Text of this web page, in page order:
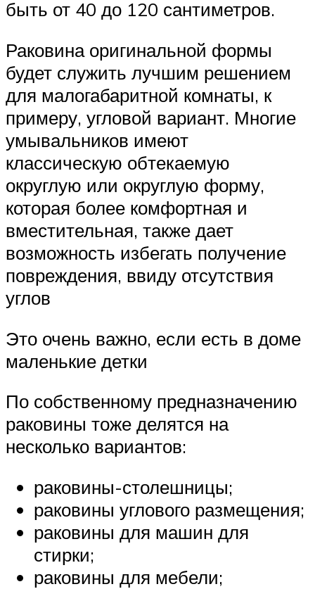
быть от 40 до 120 сантиметров.
Раковина оригинальной формы
будет служить лучшим решением
для малогабаритной комнаты, к
примеру, угловой вариант. Многие
умывальников имеют
классическую обтекаемую
округлую или округлую форму,
которая более комфортная и
вместительная, также дает
возможность избегать получение
повреждения, ввиду отсутствия
углов
Это очень важно, если есть в доме
маленькие детки
По собственному предназначению
раковины тоже делятся на
несколько вариантов:
раковины-столешницы;
раковины углового размещения;
раковины для машин для
стирки;
раковины для мебели;